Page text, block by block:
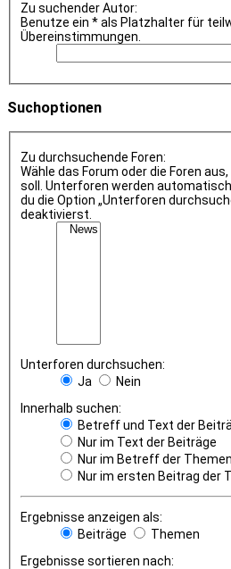
Zu suchender Autor:
Benutze ein * als Platzhalter für
Übereinstimmungen.
Suchoptionen
Zu durchsuchende Foren:
Wähle das Forum oder die Foren
soll. Unterforen werden
du die Option „Unterforen
deaktivierst.
Unterforen durchsuchen:
Ja
Nein
Innerhalb suchen:
Betreff und Text der
Nur im Text der Beiträge
Nur im Betreff der Themen
Nur im ersten Beitrag der
Ergebnisse anzeigen als:
Beiträge
Themen
Ergebnisse sortieren nach: